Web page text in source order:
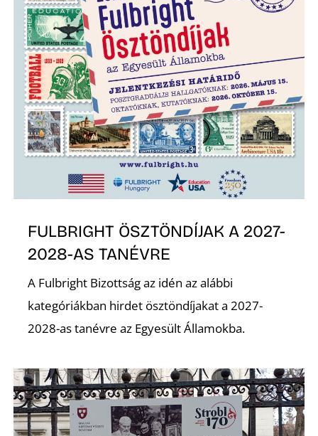
FULBRIGHT ÖSZTÖNDÍJAK A 2027-
2028-AS TANÉVRE
A Fulbright Bizottság az idén az alábbi
kategóriákban hirdet ösztöndíjakat a 2027-
2028-as tanévre az Egyesült Államokba.